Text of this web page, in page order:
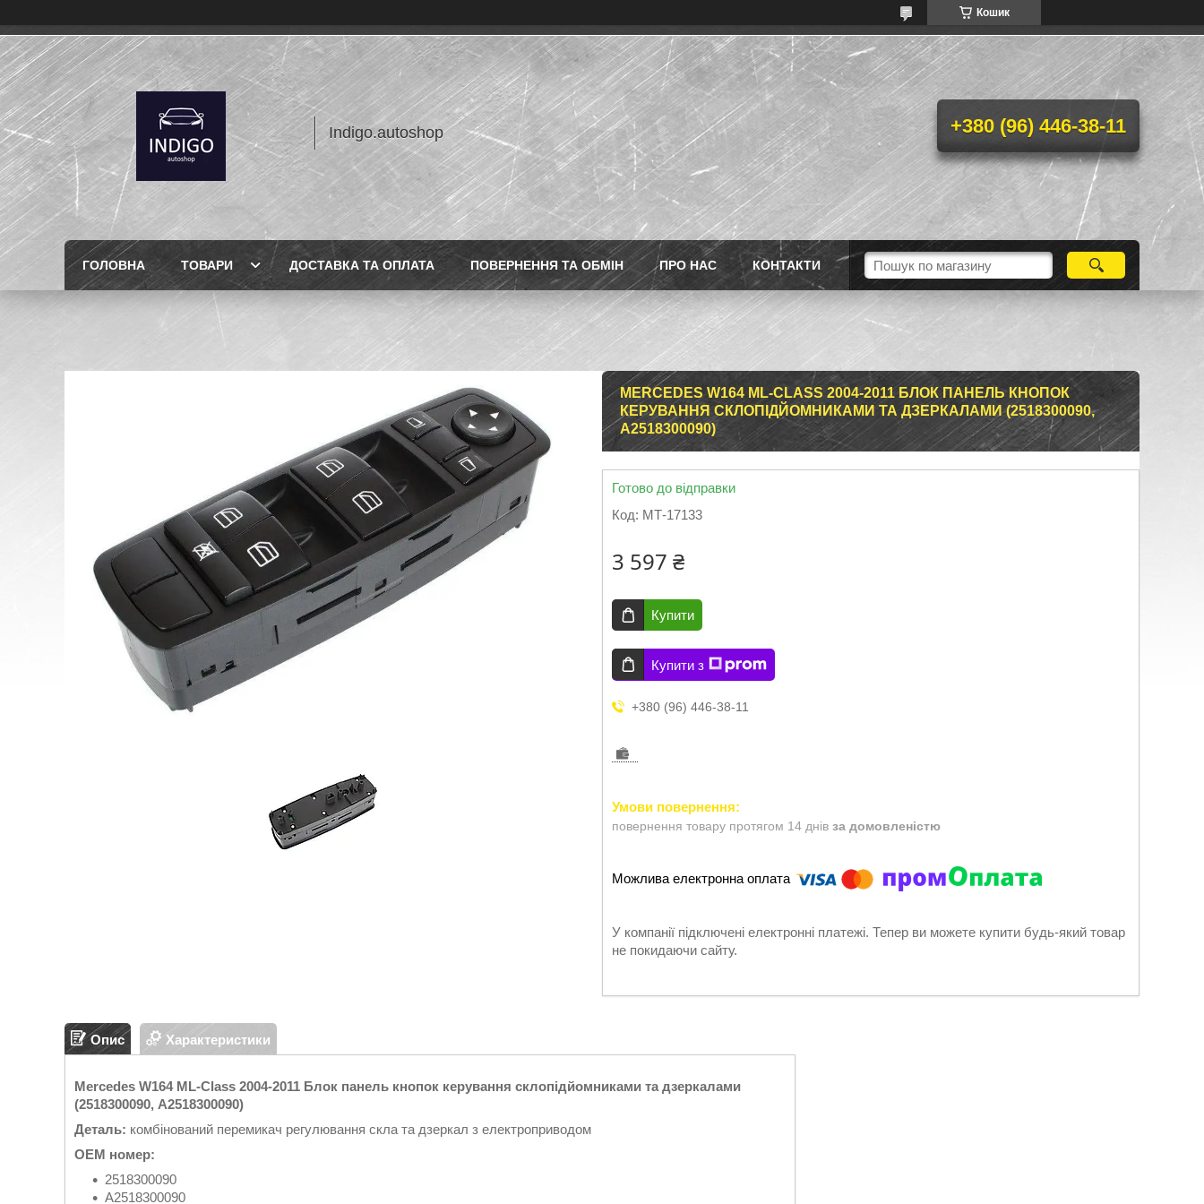
Кошик
Indigo.autoshop +380 (96) 446-38-11
ГОЛОВНА ТОВАРИ ДОСТАВКА ТА ОПЛАТА ПОВЕРНЕННЯ ТА ОБМІН ПРО НАС КОНТАКТИ
MERCEDES W164 ML-CLASS 2004-2011 БЛОК ПАНЕЛЬ КНОПОК
КЕРУВАННЯ СКЛОПІДЙОМНИКАМИ ТА ДЗЕРКАЛАМИ (2518300090,
А2518300090)
Готово до відправки
Код: МТ-17133
3 597 ₴
Купити
Купити з
+380 (96) 446-38-11
повернення товару протягом 14 днів за домовленістю
У компанії підключені електронні платежі. Тепер ви можете купити будь-який товар
не покидаючи сайту.
Опис Характеристики
Mercedes W164 ML-Class 2004-2011 Блок панель кнопок керування склопідйомниками та дзеркалами
(2518300090, А2518300090)
Деталь: комбінований перемикач регулювання скла та дзеркал з електроприводом
ОЕМ номер:
2518300090
А2518300090